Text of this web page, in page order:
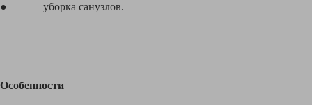
● уборка санузлов.
Особенности